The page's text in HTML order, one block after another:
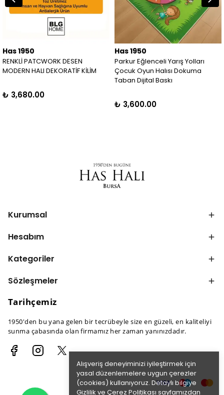
Alışveriş deneyiminizi iyileştirmek için
yasal düzenlemelere uygun çerezler
(cookies) kullanıyoruz. Detaylı bilgiye
Gizlilik ve Çerez Politikası sayfamızdan
Has 1950
RENKLİ PATCWORK DESEN
MODERN HALI DEKORATİF KİLİM
₺ 3,680.00
Has 1950
Parkur Eğlenceli Yarış Yolları
Çocuk Oyun Halısı Dokuma
Taban Dijital Baskı
₺ 3,600.00
Kurumsal
Hesabım
Kategoriler
Sözleşmeler
Tarihçemiz
1950'den bu yana gelen bir tecrübeyle size en güzeli, en kaliteliyi
sunma çabasında olan firmamız her zaman yanınızdadır.